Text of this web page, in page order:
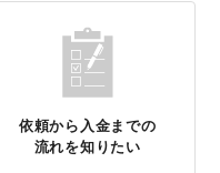
依頼から入金までの
流れを知りたい